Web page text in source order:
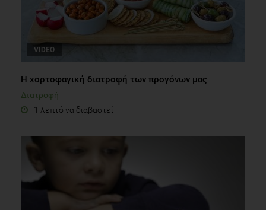
VIDEO
Η χορτοφαγική διατροφή των προγόνων μας
Διατροφή
1 λεπτό να διαβαστεί